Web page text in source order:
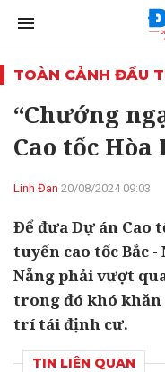
TOÀN CẢNH ĐẦU
“Chướng
Cao tốc
Linh Đan 20/08/2024 09:03
Để đưa Dự án Cao
tuyến cao tốc Bắc
Nẵng phải vượt
trong đó khó
trí tái định cư.
TIN LIÊN QUAN